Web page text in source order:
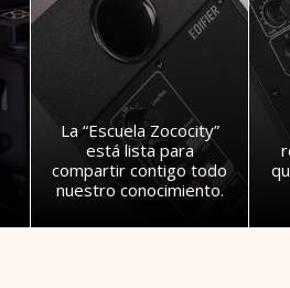
La “Escuela Zococity”
está lista para
compartir contigo todo
nuestro conocimiento.